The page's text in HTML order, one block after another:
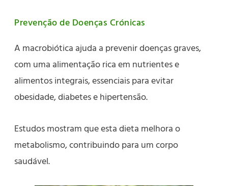
Prevenção de Doenças Crónicas
A macrobiótica ajuda a prevenir doenças graves,
com uma alimentação rica em nutrientes e
alimentos integrais, essenciais para evitar
obesidade, diabetes e hipertensão.
Estudos mostram que esta dieta melhora o
metabolismo, contribuindo para um corpo
saudável.